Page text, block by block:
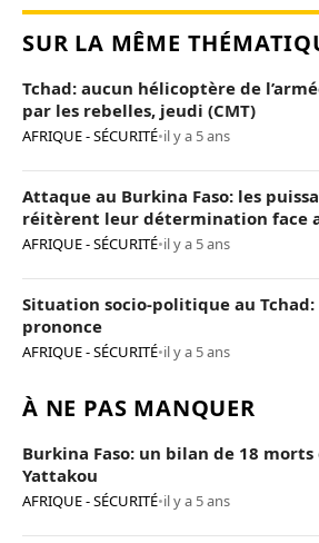
SUR LA MÊME
Tchad: aucun hélicoptère de
par les rebelles, jeudi (CMT)
AFRIQUE - SÉCURITÉ•il y a 5 ans
Attaque au Burkina Faso: les
réitèrent leur détermination face
AFRIQUE - SÉCURITÉ•il y a 5 ans
Situation socio-politique au Tchad:
prononce
AFRIQUE - SÉCURITÉ•il y a 5 ans
À NE PAS MANQUER
Burkina Faso: un bilan de 18 morts
Yattakou
AFRIQUE - SÉCURITÉ•il y a 5 ans